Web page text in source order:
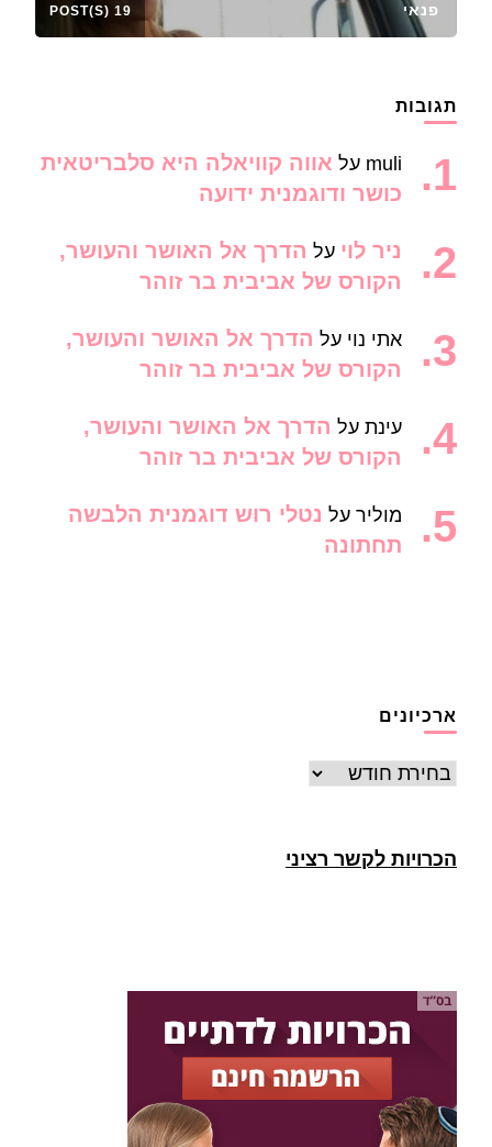
פנאי 19 POST(S)
תגובות
muli על אווה קוויאלה היא סלבריטאית
כושר ודוגמנית ידועה
ניר לוי על הדרך אל האושר והעושר,
הקורס של אביבית בר זוהר
אתי נוי על הדרך אל האושר והעושר,
הקורס של אביבית בר זוהר
עינת על הדרך אל האושר והעושר,
הקורס של אביבית בר זוהר
מוליר על נטלי רוש דוגמנית הלבשה
תחתונה
ארכיונים
ארכיונים
הכרויות לקשר רציני